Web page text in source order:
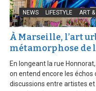
NEWS LIFESTYLE ART &
À Marseille, l’art
métamorphose de
En longeant la rue
on entend encore les
discussions entre artistes